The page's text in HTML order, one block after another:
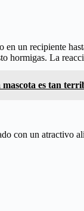
un recipiente
hormigas. La
es tan
con un atractivo